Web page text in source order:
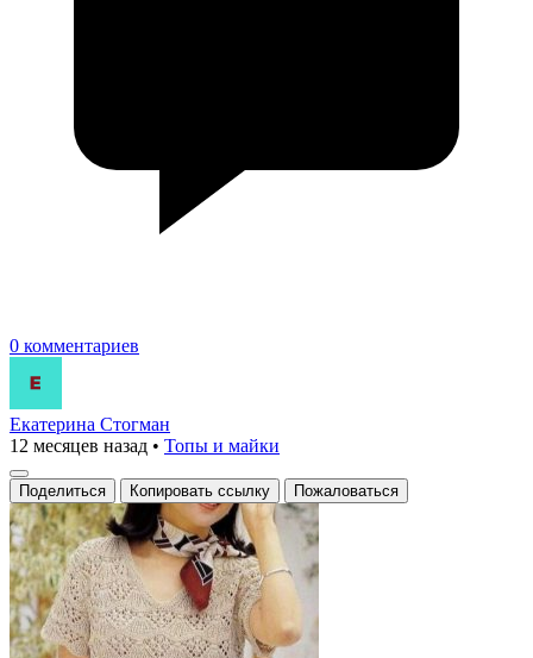
0 комментариев
Екатерина Стогман
12 месяцев назад • Топы и майки
Поделиться Копировать ссылку Пожаловаться